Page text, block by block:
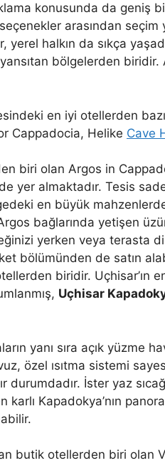
konusunda da geniş
arasından
yerel halkın da sıkça
bölgelerden biridir.
en iyi otellerden
Cappadocia, Helike Cave
biri olan Argos in
yer almaktadır. Tesis
en büyük
bağlarında yetişen
yerken veya terasta
bölümünden de satın
biridir. Uçhisar’ın
Uçhisar
yanı sıra açık yüzme
özel ısıtma sistemi
durumdadır. İster yaz
karlı Kapadokya’nın
butik otellerden biri olan